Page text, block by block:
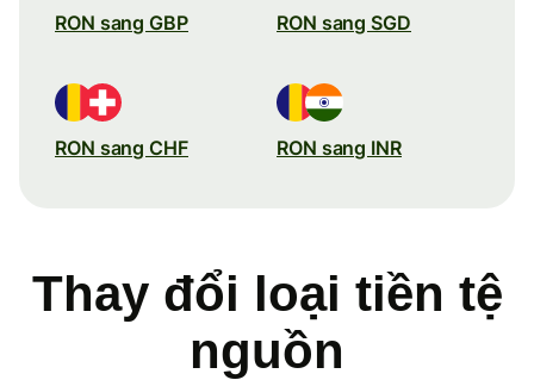
RON sang GBP RON sang SGD
RON sang CHF RON sang INR
Thay đổi loại tiền tệ
nguồn